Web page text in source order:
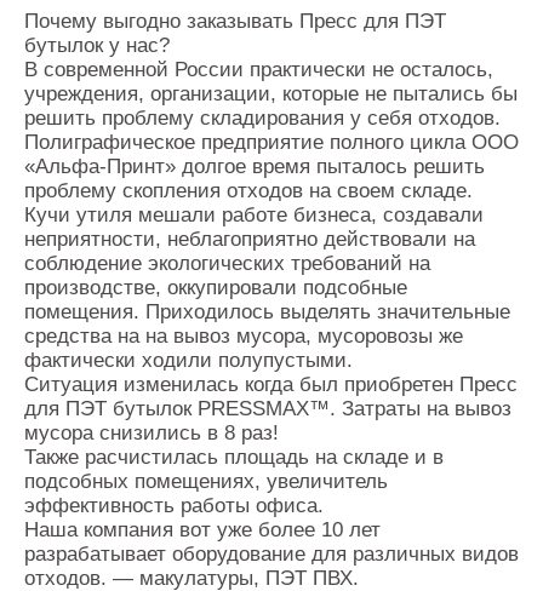
Реализованные проекты
Видео
Лизинг
Новости компании
Мировые новости
О нас
Контакты
Оставить заявку
Почему выгодно заказывать Пресс для ПЭТ
бутылок у нас?
В современной России практически не осталось,
учреждения, организации, которые не пытались бы
решить проблему складирования у себя отходов.
Полиграфическое предприятие полного цикла ООО
«Альфа-Принт» долгое время пыталось решить
проблему скопления отходов на своем складе.
Кучи утиля мешали работе бизнеса, создавали
неприятности, неблагоприятно действовали на
соблюдение экологических требований на
производстве, оккупировали подсобные
помещения. Приходилось выделять значительные
средства на на вывоз мусора, мусоровозы же
фактически ходили полупустыми.
Ситуация изменилась когда был приобретен Пресс
для ПЭТ бутылок PRESSMAX™. Затраты на вывоз
мусора снизились в 8 раз!
Также расчистилась площадь на складе и в
подсобных помещениях, увеличитель
эффективность работы офиса.
Наша компания вот уже более 10 лет
разрабатывает оборудование для различных видов
отходов. — макулатуры, ПЭТ ПВХ.